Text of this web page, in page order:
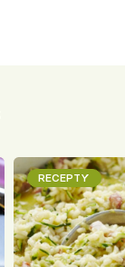
RECEPTY